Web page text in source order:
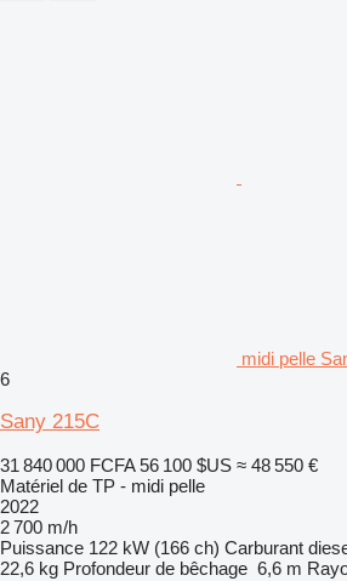
midi pelle
6
Sany 215C
31 840 000 FCFA 56 100 $US ≈ 48 550 €
Matériel de TP - midi pelle
2022
2 700 m/h
Puissance 122 kW (166 ch) Carburant
22,6 kg Profondeur de bêchage 6,6 m